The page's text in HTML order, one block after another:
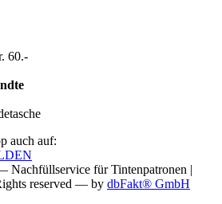
60.-
auch auf:
Nachfüllservice fürTintenpatronen |
reserved — by dbFakt® GmbH